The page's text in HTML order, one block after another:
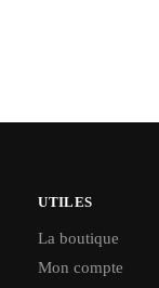
UTILES
La boutique
Mon compte